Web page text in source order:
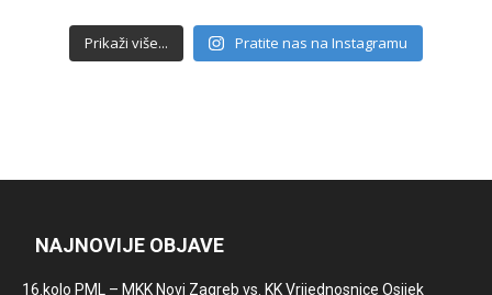
Prikaži više... Pratite nas na Instagramu
NAJNOVIJE OBJAVE
16.kolo PML – MKK Novi Zagreb vs. KK Vrijednosnice Osijek